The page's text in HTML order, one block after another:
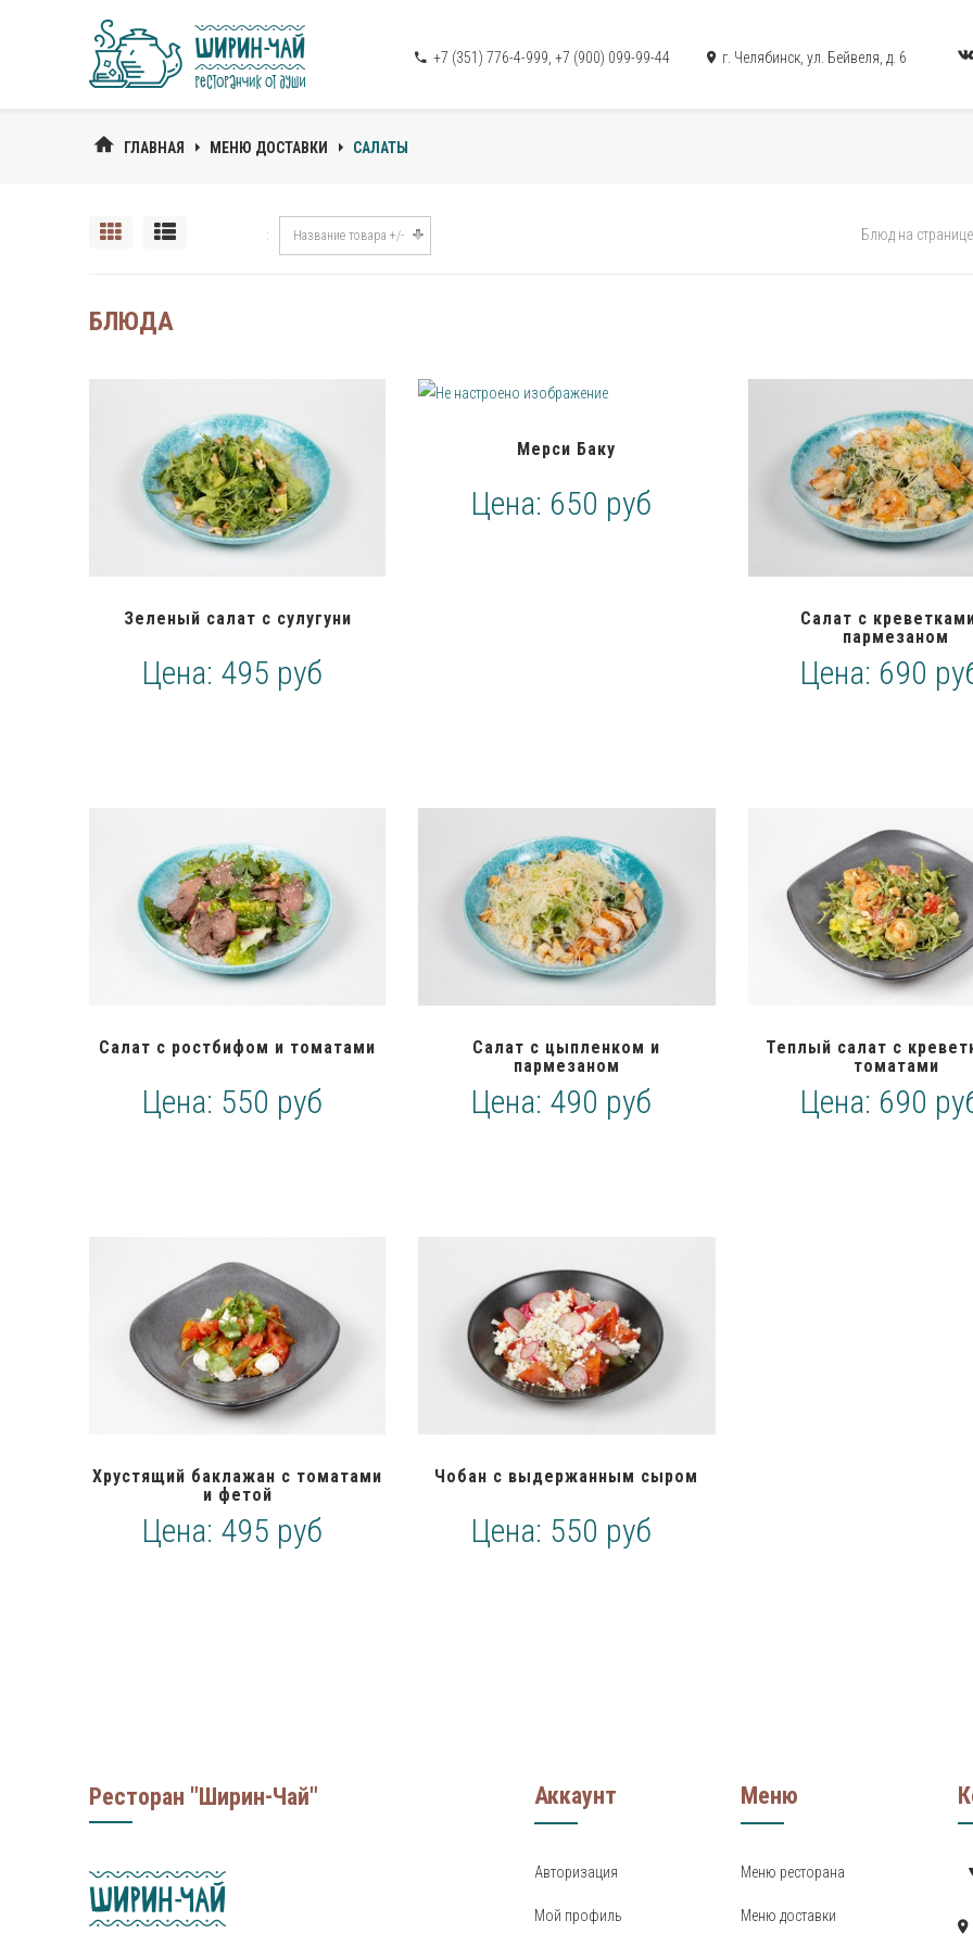
+7 (351) 776-4-999 +7 (900) 099-99-44 г. Челябинск, ул. Бейвеля, д. 6
ГЛАВНАЯ МЕНЮ ДОСТАВКИ САЛАТЫ
Блюд на странице
Название товара +/-
БЛЮДА
Зеленый салат с сулугуни
Цена: 495 руб
Мерси Баку
Цена: 650 руб
Салат с
пармезаном
Цена: 690
Салат с ростбифом и томатами
Цена: 550 руб
Салат с цыпленком и
пармезаном
Цена: 490 руб
Теплый салат с
томатами
Цена: 690
Хрустящий баклажан с томатами
и фетой
Цена: 495 руб
Чобан с выдержанным сыром
Цена: 550 руб
Ресторан "Ширин-Чай" Аккаунт
Авторизация
Мой профиль
Меню
Меню ресторана
Меню доставки